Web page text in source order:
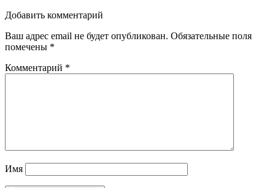
Добавить комментарий
Ваш адрес email не будет опубликован. Обязательные поля
помечены *
Комментарий *
Имя